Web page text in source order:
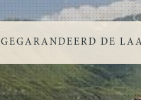
GEGARANDEERD DE